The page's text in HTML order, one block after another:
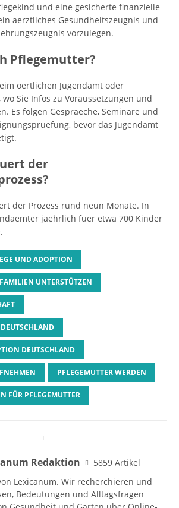
und eine gesicherte finanzielle
aerztliches Gesundheitszeugnis und
vorzulegen.
Pflegemutter?
oertlichen Jugendamt oder
Sie Infos zu Voraussetzungen und
Es folgen Gespraeche, Seminare und
bevor das Jugendamt
der
der Prozess rund neun Monate. In
jaehrlich fuer etwa 700 Kinder
UND ADOPTION
UNTERSTÜTZEN
DEUTSCHLAND
PFLEGEMUTTER WERDEN
FÜR PFLEGEMUTTER
Redaktion
5859 Artikel
Lexicanum. Wir recherchieren und
Bedeutungen und Alltagsfragen